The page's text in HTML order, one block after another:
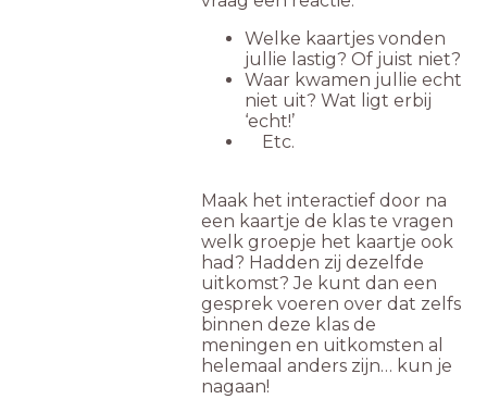
Welke kaartjes vonden
jullie lastig? Of juist niet?
Waar kwamen jullie echt
niet uit? Wat ligt erbij
‘echt!’
Etc.
Maak het interactief door na
een kaartje de klas te vragen
welk groepje het kaartje ook
had? Hadden zij dezelfde
uitkomst? Je kunt dan een
gesprek voeren over dat zelfs
binnen deze klas de
meningen en uitkomsten al
helemaal anders zijn… kun je
nagaan!